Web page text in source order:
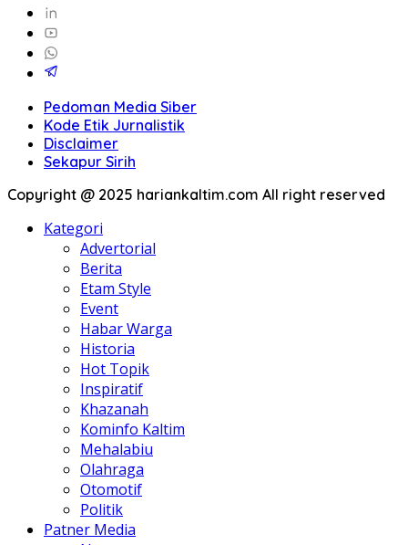
Pedoman Media Siber
Kode Etik Jurnalistik
Disclaimer
Sekapur Sirih
Copyright @ 2025 hariankaltim.com All right reserved
Kategori
Advertorial
Berita
Etam Style
Event
Habar Warga
Historia
Hot Topik
Inspiratif
Khazanah
Kominfo Kaltim
Mehalabiu
Olahraga
Otomotif
Politik
Patner Media